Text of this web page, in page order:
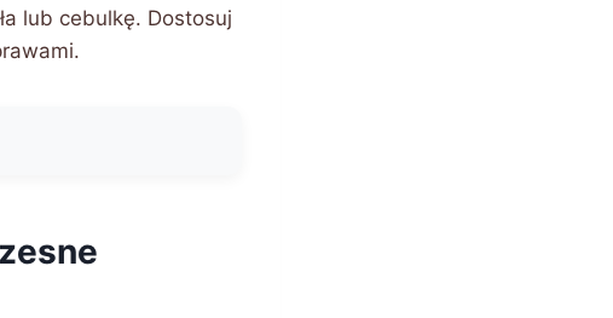
lub cebulkę. Dostosuj